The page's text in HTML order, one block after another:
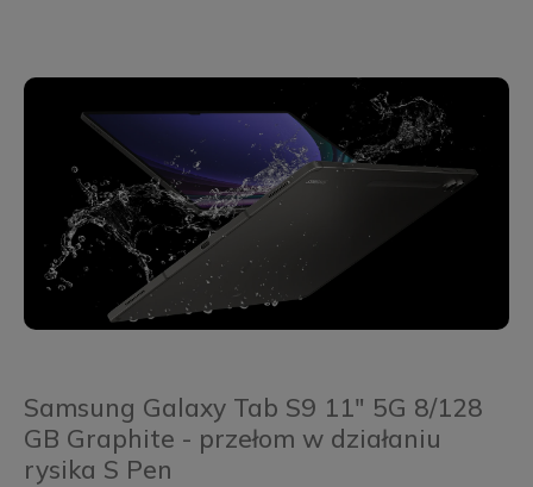
Samsung Galaxy Tab S9 11" 5G 8/128
GB Graphite - przełom w działaniu
rysika S Pen